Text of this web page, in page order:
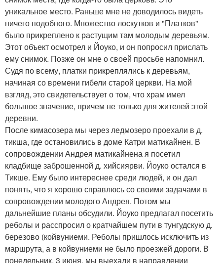
уникальное место. Раньше мне не доводилось видеть
ничего подобного. Множество лоскутков и "Платков"
было прикреплено к растущим там молодым деревьям.
Этот объект осмотрел и Йоуко, и он попросил прислать
ему снимок. Позже он мне о своей просьбе напомнил.
Судя по всему, платки прикреплялись к деревьям,
начиная со времени гибели старой церкви. На мой
взгляд, это свидетельствует о том, что храм имел
большое значение, причем не только для жителей этой
деревни.
После кимасозера мы через ледмозеро проехали в д.
тикша, где остановились в доме Катри матикайнен. В
сопровождении Андрея матикайнена я посетил
кладбище заброшенной д. хийсиярви. Йоуко остался в
Тикше. Ему было интереснее среди людей, и он дал
понять, что я хорошо справлюсь со своими задачами в
сопровождении молодого Андрея. Потом мы
дальнейшие планы обсудили. Йоуко предлагал посетить
реболы и расспросил о кратчайшем пути в тунгудскую д.
березово (койвуниеми. Реболы пришлось исключить из
маршрута, а в койвуниеми не было проезжей дороги. В
понедельник, 3 июня, мы выехали в направлении